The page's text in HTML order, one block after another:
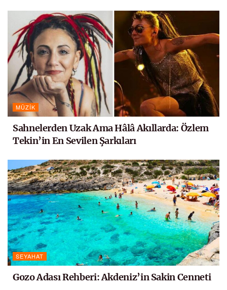
MÜZIK
Sahnelerden Uzak Ama Hâlâ Akıllarda: Özlem
Tekin’in En Sevilen Şarkıları
SEYAHAT
Gozo Adası Rehberi: Akdeniz’in Sakin Cenneti